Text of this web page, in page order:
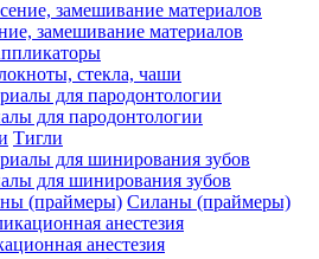
замешивание материалов
стекла, чаши
для пародонтологии
Тигли
для шинирования зубов
Силаны (праймеры)
анестезия